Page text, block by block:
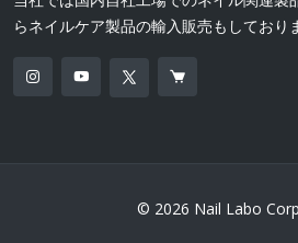
らネイルケア製品の輸入販売もしており
© 2026 Nail Labo